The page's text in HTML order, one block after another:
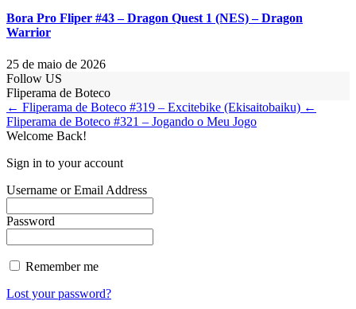
Bora Pro Fliper #43 – Dragon Quest 1 (NES) – Dragon
Warrior
25 de maio de 2026
Follow US
Fliperama de Boteco
← Fliperama de Boteco #319 – Excitebike (Ekisaitobaiku) ←
Fliperama de Boteco #321 – Jogando o Meu Jogo
Welcome Back!
Sign in to your account
Username or Email Address
Password
Remember me
Lost your password?